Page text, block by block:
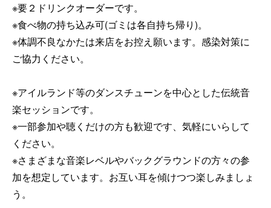
※要２ドリンクオーダーです。
※食べ物の持ち込み可(ゴミは各自持ち帰り)。
※体調不良なかたは来店をお控え願います。感染対策に
ご協力ください。
※アイルランド等のダンスチューンを中心とした伝統音
楽セッションです。
※一部参加や聴くだけの方も歓迎です、気軽にいらして
ください。
※さまざまな音楽レベルやバックグラウンドの方々の参
加を想定しています。お互い耳を傾けつつ楽しみましょ
う。